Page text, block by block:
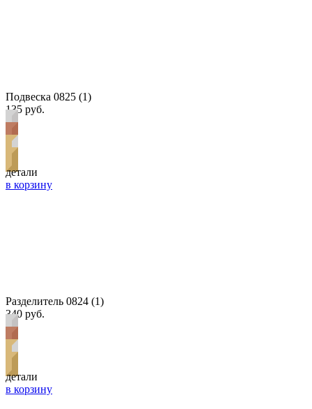
Подвеска 0825 (1)
135 руб.
детали
в корзину
Разделитель 0824 (1)
340 руб.
детали
в корзину